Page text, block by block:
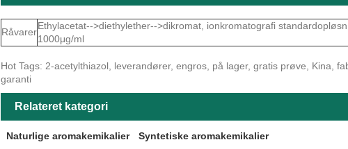
Råvarer
Ethylacetat-->diethylether-->dikromat, ionkromatografi
1000μg/ml
Hot Tags: 2-acetylthiazol, leverandører, engros, på lager, gratis prøve, Kina,
garanti
Relateret kategori
Naturlige aromakemikalier Syntetiske aromakemikalier